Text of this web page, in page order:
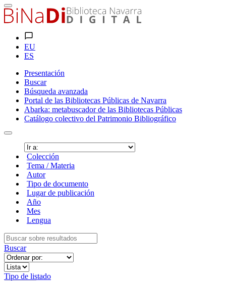
EU
ES
Presentación
Buscar
Búsqueda avanzada
Portal de las Bibliotecas Públicas de Navarra
Abarka: metabuscador de las Bibliotecas Públicas
Catálogo colectivo del Patrimonio Bibliográfico
Colección
Tema / Materia
Autor
Tipo de documento
Lugar de publicación
Año
Mes
Lengua
Buscar
Tipo de listado